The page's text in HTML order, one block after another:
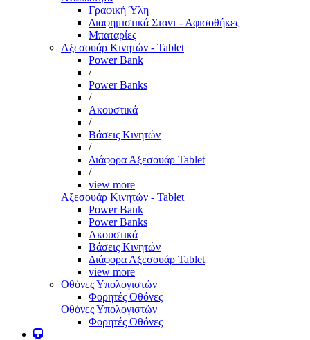
Γραφική Ύλη
Διαφημιστικά Σταντ - Αφισοθήκες
Μπαταρίες
Αξεσουάρ Κινητών - Tablet
Power Bank
/
Power Banks
/
Ακουστικά
/
Βάσεις Κινητών
/
Διάφορα Αξεσουάρ Tablet
/
view more
Αξεσουάρ Κινητών - Tablet
Power Bank
Power Banks
Ακουστικά
Βάσεις Κινητών
Διάφορα Αξεσουάρ Tablet
view more
Οθόνες Υπολογιστών
Φορητές Οθόνες
Οθόνες Υπολογιστών
Φορητές Οθόνες